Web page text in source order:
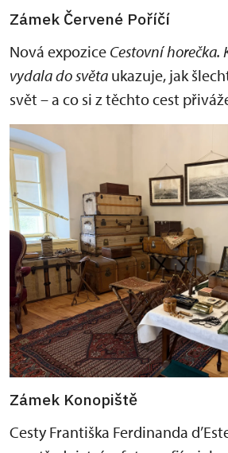
Zámek Červené Poříčí
Nová expozice Cestovní horečka.
vydala do světa ukazuje, jak
svět – a co si z těchto cest
Zámek Konopiště
Cesty Františka Ferdinanda